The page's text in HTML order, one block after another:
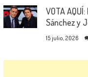
VOTA
Sánchez y
15 julio, 2026